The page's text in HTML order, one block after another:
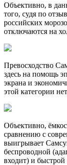
Объективно, в
того, судя по
российских
отключаются на
Превосходство
здесь на помощь
экрана и
этой категории
Объективно,
сравнению с
выигрывает
беспроводной
входит) и быстрой